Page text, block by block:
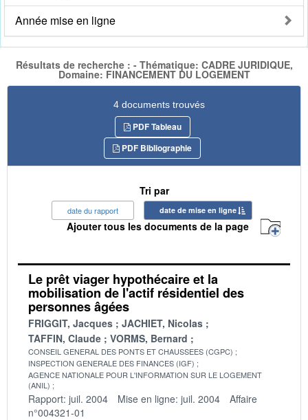
Année mise en ligne
Résultats de recherche : - Thématique: CADRE JURIDIQUE,
Domaine: FINANCEMENT DU LOGEMENT
4 documents trouvés
PDF Tableau
PDF Bibliographie
Tri par
date du rapport date de mise en ligne
Ajouter tous les documents de la page
Le prêt viager hypothécaire et la
mobilisation de l'actif résidentiel des
personnes âgées
FRIGGIT, Jacques
JACHIET, Nicolas
TAFFIN, Claude
VORMS, Bernard
CONSEIL GENERAL DES PONTS ET CHAUSSEES (CGPC)
INSPECTION GENERALE DES FINANCES (IGF)
AGENCE NATIONALE POUR L'INFORMATION SUR LE LOGEMENT
(ANIL)
Rapport: juil. 2004 Mise en ligne: juil. 2004
Affaire
n°004321-01